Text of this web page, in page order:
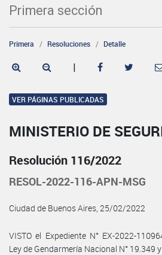
Primera sección
Primera Resoluciones Detalle
|
VER PÁGINAS PUBLICADAS
MINISTERIO DE
Resolución 116/2022
RESOL-2022-116-APN-MSG
Ciudad de Buenos Aires, 25/02/2022
VISTO el Expediente N° EX-2022-
Ley de Gendarmería Nacional N° 19.349